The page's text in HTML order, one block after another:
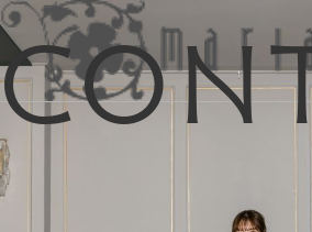
イ